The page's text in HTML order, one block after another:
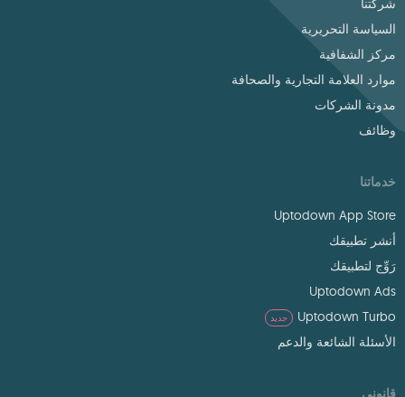
شركتنا
السياسة التحريرية
مركز الشفافية
موارد العلامة التجارية والصحافة
مدونة الشركات
وظائف
خدماتنا
Uptodown App Store
أنشر تطبيقك
رَوِّج لتطبيقك
Uptodown Ads
Uptodown Turbo
جديد
الأسئلة الشائعة والدعم
قانوني